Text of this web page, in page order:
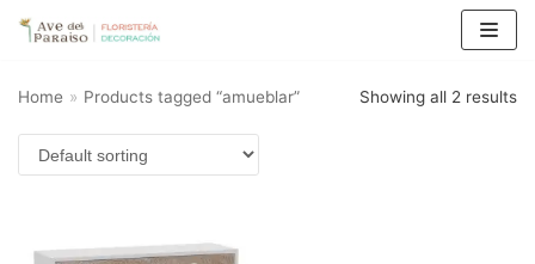
al
contenido
Home » Products tagged “amueblar” Showing all 2 results